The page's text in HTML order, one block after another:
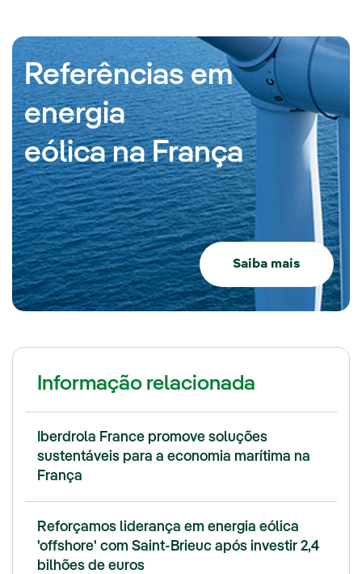
Referências em
energia
eólica na França
Saiba mais
Informação relacionada
Iberdrola France promove soluções
sustentáveis para a economia marítima na
França
Reforçamos liderança em energia eólica
'offshore' com Saint-Brieuc após investir 2,4
bilhões de euros